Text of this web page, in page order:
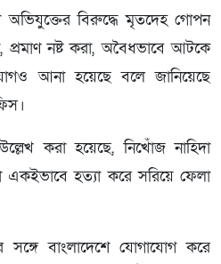
অভিযুক্তের বিরুদ্ধে মৃতদেহ গোপন
নষ্ট করা, অবৈধভাবে আটকে
আনা হয়েছে বলে জানিয়েছে
করা হয়েছে, নিখোঁজ নাহিদা
একইভাবে হত্যা করে সরিয়ে ফেলা
সঙ্গে বাংলাদেশে যোগাযোগ করে